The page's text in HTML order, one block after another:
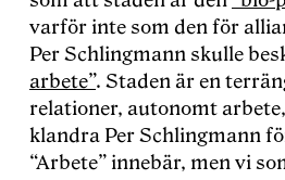
varför inte som den för
Per Schlingmann skulle
arbete”. Staden är en
relationer, autonomt
klandra Per Schlingmann
“Arbete” innebär, men vi